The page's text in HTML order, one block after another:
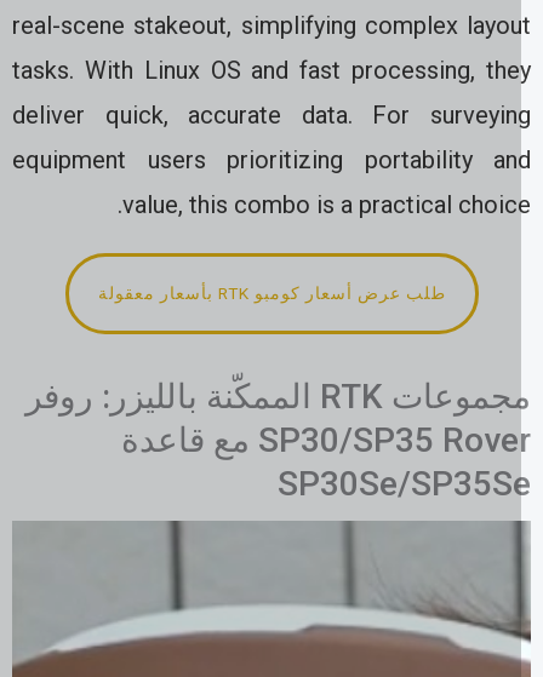
real-scene stakeout, simplifying complex
tasks. With Linux OS and fast processing,
deliver quick, accurate data. For
equipment users prioritizing portability
value, this combo is a practical
طلب عرض أسعار كومبو RTK بأسعار معقولة
مجموعات RTK الممكّنة بالليزر: روفر
SP30/SP35 Rover مع قاعدة
SP30Se/